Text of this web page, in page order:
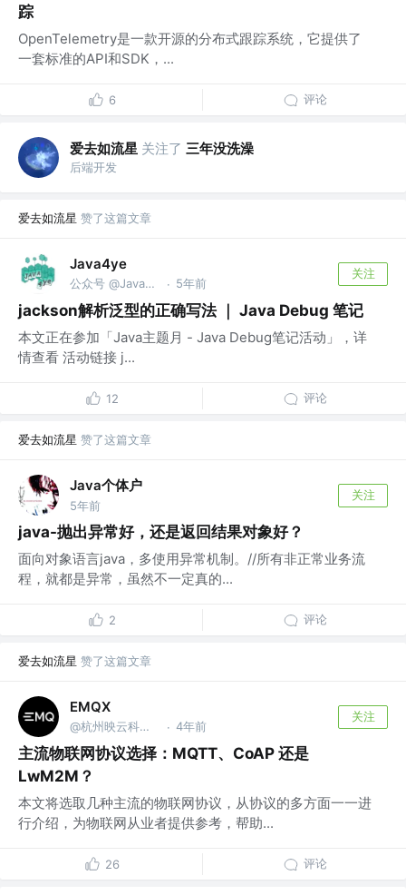
踪
OpenTelemetry是一款开源的分布式跟踪系统，它提供了
一套标准的API和SDK，...
6 评论
爱去如流星 关注了 三年没洗澡
后端开发
爱去如流星 赞了这篇文章
Java4ye
公众号 @Java4ye · 5年前
关注
jackson解析泛型的正确写法 ｜ Java Debug 笔记
本文正在参加「Java主题月 - Java Debug笔记活动」，详
情查看 活动链接 j...
12 评论
爱去如流星 赞了这篇文章
Java个体户
5年前
关注
java-抛出异常好，还是返回结果对象好？
面向对象语言java，多使用异常机制。//所有非正常业务流
程，就都是异常，虽然不一定真的...
2 评论
爱去如流星 赞了这篇文章
EMQX
@杭州映云科技有限公司 · 4年前
关注
主流物联网协议选择：MQTT、CoAP 还是
LwM2M？
本文将选取几种主流的物联网协议，从协议的多方面一一进
行介绍，为物联网从业者提供参考，帮助...
26 评论